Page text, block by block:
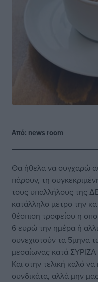
Από: news room
Θα ήθελα να συγχαρώ
πάρουν, τη
τους υπαλλήλους της
κατάλληλο μέτρο την
θέσπιση τροφείου η
6 ευρώ την ημέρα ή
συνεχιστούν τα 5μηνα
μεσαίωνας κατά
Και στην τελική καλό να
συνδικάτα, αλλά μην